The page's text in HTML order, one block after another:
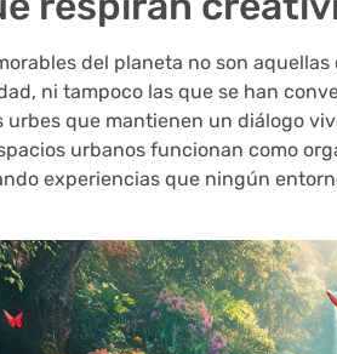
del planeta no son
ni tampoco las que se han
urbes que mantienen un diálogo
urbanos funcionan como
experiencias que ningún